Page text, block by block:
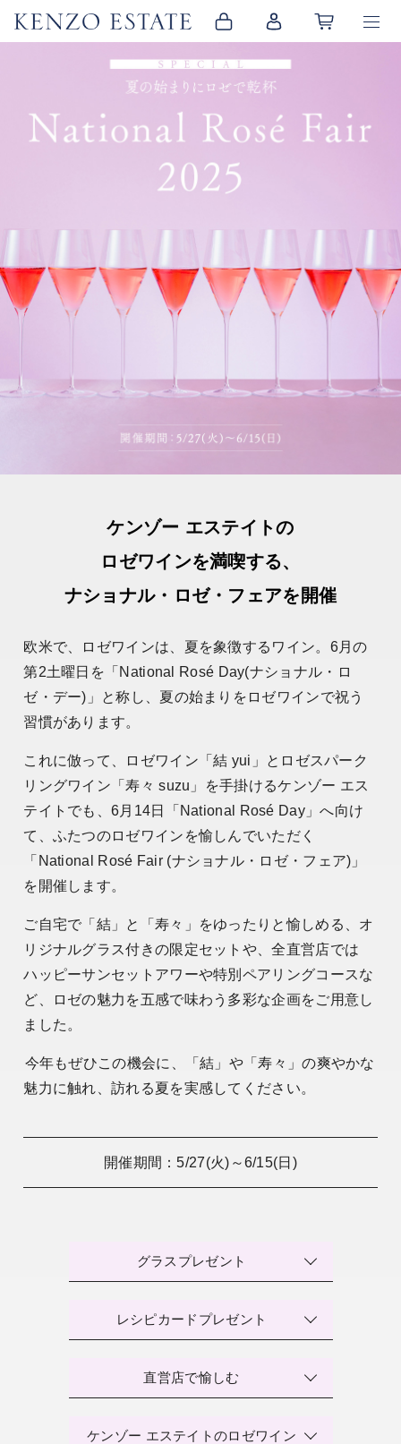
ケンゾー エステイトの
ロゼワインを満喫する、
ナショナル・ロゼ・フェアを開催
欧米で、ロゼワインは、夏を象徴するワイン。6月の
第2土曜日を「National Rosé Day(ナショナル・ロ
ゼ・デー)」と称し、夏の始まりをロゼワインで祝う
習慣があります。
これに倣って、ロゼワイン「結 yui」とロゼスパーク
リングワイン「寿々 suzu」を手掛けるケンゾー エス
テイトでも、6月14日「National Rosé Day」へ向け
て、ふたつのロゼワインを愉しんでいただく
「National Rosé Fair (ナショナル・ロゼ・フェア)」
を開催します。
ご自宅で「結」と「寿々」をゆったりと愉しめる、オ
リジナルグラス付きの限定セットや、全直営店では
ハッピーサンセットアワーや特別ペアリングコースな
ど、ロゼの魅力を五感で味わう多彩な企画をご用意し
ました。
今年もぜひこの機会に、「結」や「寿々」の爽やかな
魅力に触れ、訪れる夏を実感してください。
開催期間：5/27(火)～6/15(日)
グラスプレゼント
レシピカードプレゼント
直営店で愉しむ
ケンゾー エステイトのロゼワイン